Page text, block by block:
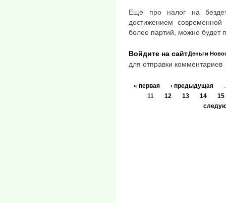
Еще про налог на
достижением
более партий, можно будет
Деньги
Войдите на сайт
для отправки комментариев
« первая ‹ предыдущая
11
12 13 14
15